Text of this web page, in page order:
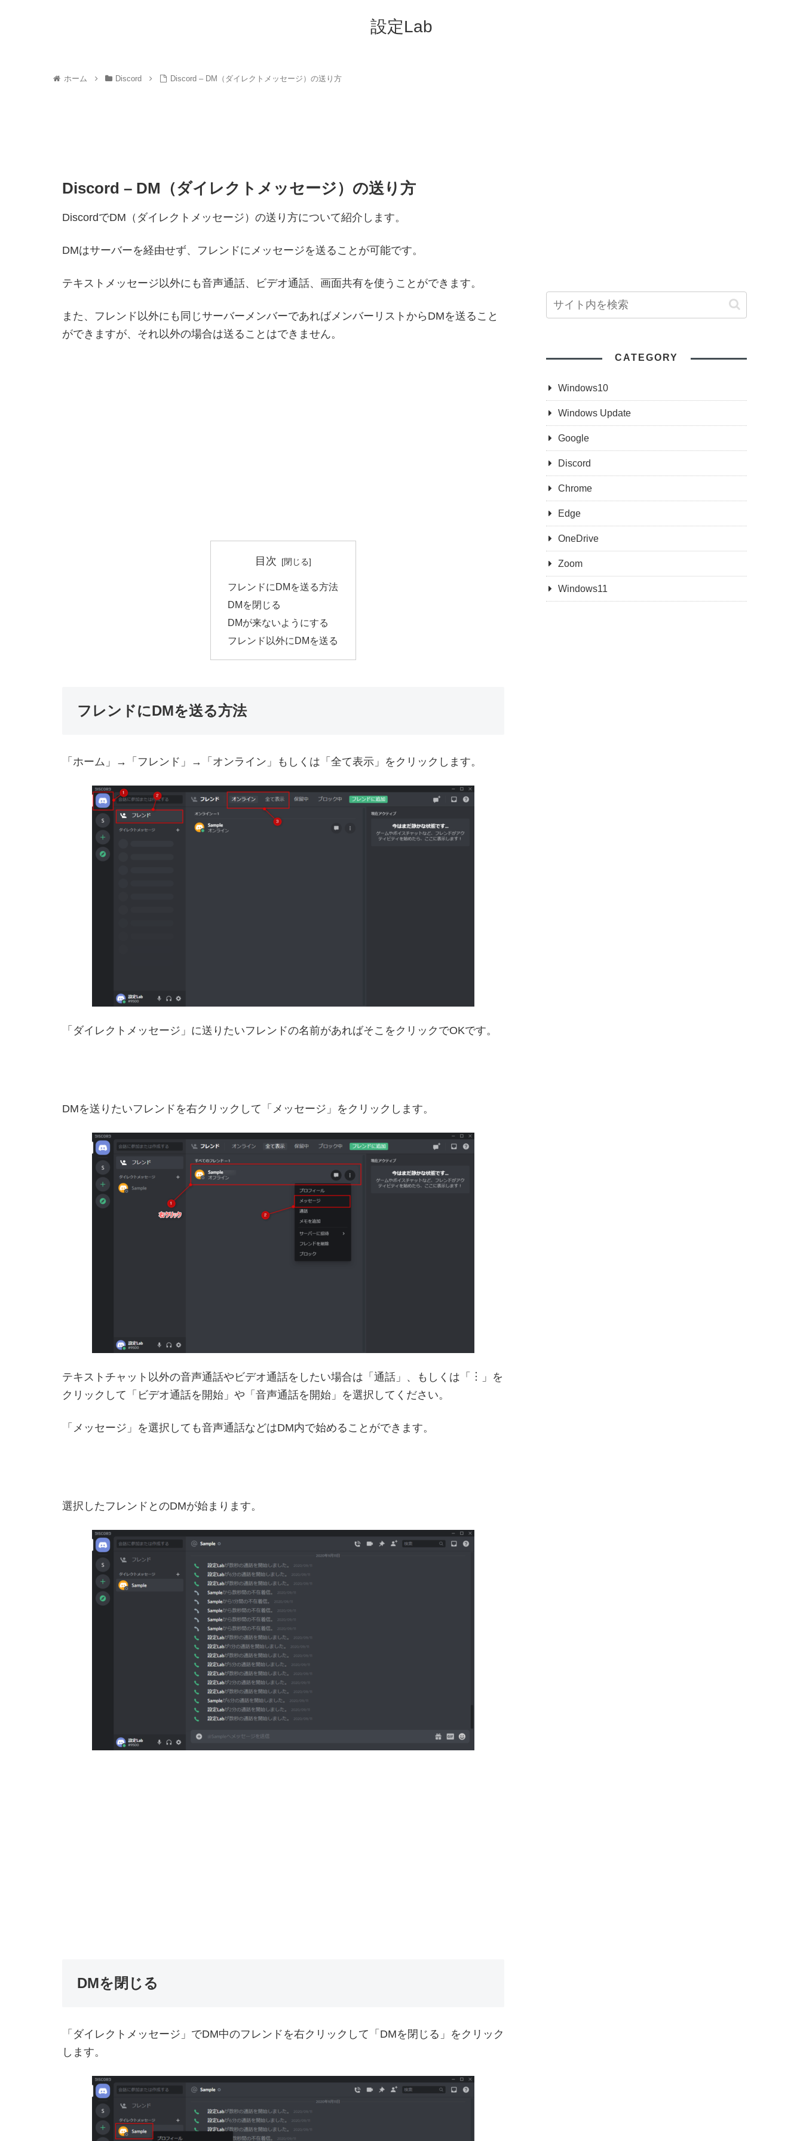
設定Lab
ホーム Discord Discord – DM（ダイレクトメッセージ）の送り方
Discord – DM（ダイレクトメッセージ）の送り方
DiscordでDM（ダイレクトメッセージ）の送り方について紹介します。
DMはサーバーを経由せず、フレンドにメッセージを送ることが可能です。
テキストメッセージ以外にも音声通話、ビデオ通話、画面共有を使うことができます。
また、フレンド以外にも同じサーバーメンバーであればメンバーリストからDMを送ること
ができますが、それ以外の場合は送ることはできません。
目次
フレンドにDMを送る方法
DMを閉じる
DMが来ないようにする
フレンド以外にDMを送る
フレンドにDMを送る方法
「ホーム」→「フレンド」→「オンライン」もしくは「全て表示」をクリックします。
「ダイレクトメッセージ」に送りたいフレンドの名前があればそこをクリックでOKです。
DMを送りたいフレンドを右クリックして「メッセージ」をクリックします。
テキストチャット以外の音声通話やビデオ通話をしたい場合は「通話」、もしくは「︙」を
クリックして「ビデオ通話を開始」や「音声通話を開始」を選択してください。
「メッセージ」を選択しても音声通話などはDM内で始めることができます。
選択したフレンドとのDMが始まります。
DMを閉じる
「ダイレクトメッセージ」でDM中のフレンドを右クリックして「DMを閉じる」をクリック
します。
CATEGORY
Windows10
Windows Update
Google
Discord
Chrome
Edge
OneDrive
Zoom
Windows11